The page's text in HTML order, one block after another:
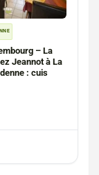
– La
Jeannot à La
: cuis